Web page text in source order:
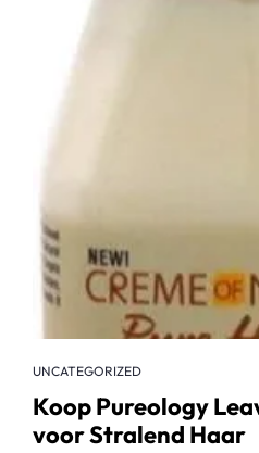
UNCATEGORIZED
Koop Pureology
voor Stralend Haar